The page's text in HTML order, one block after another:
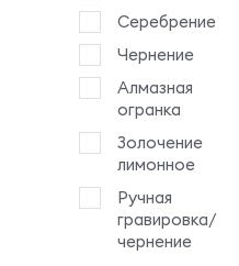
Георгий
Победоносец
Господи
Иисусе
Христе сыне
божьего
Господи,
Иисусе
Христе, Сыне
Божий,
Серебрение
Чернение
Алмазная
огранка
Золочение
лимонное
Ручная
гравировка/
чернение